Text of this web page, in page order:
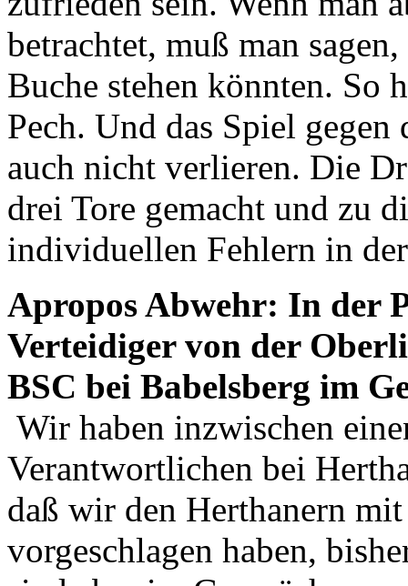
betrachtet, muß man
Buche stehen könnten. So
Pech. Und das Spiel
auch nicht verlieren. Die
drei Tore gemacht und zu
individuellen Fehlern in
Apropos Abwehr: In der
Verteidiger von der
BSC bei Babelsberg im
Wir haben inzwischen
Verantwortlichen bei
daß wir den Herthanern
vorgeschlagen haben,